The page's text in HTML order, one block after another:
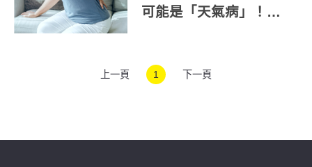
可能是「天氣病」！天
上一頁 1 下一頁